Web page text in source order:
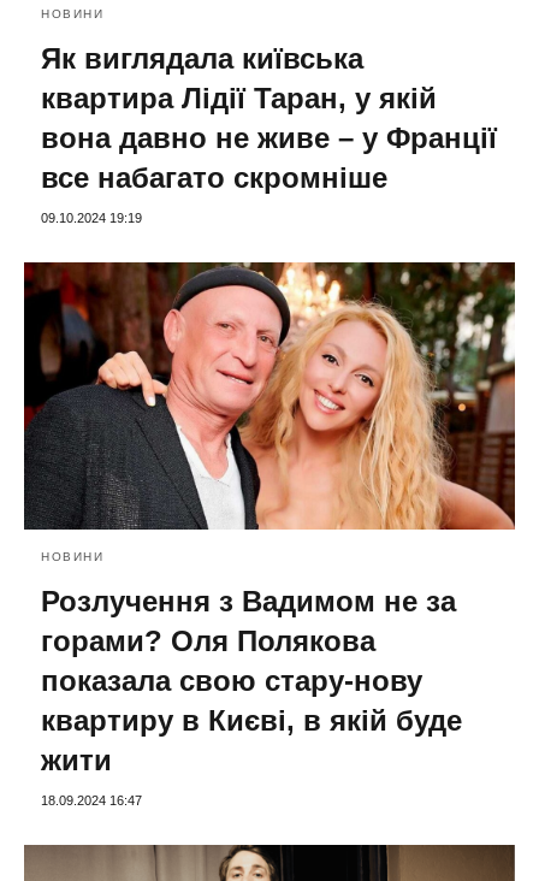
НОВИНИ
Як виглядала київська
квартира Лідії Таран, у якій
вона давно не живе – у Франції
все набагато скромніше
09.10.2024 19:19
НОВИНИ
Розлучення з Вадимом не за
горами? Оля Полякова
показала свою стару-нову
квартиру в Києві, в якій буде
жити
18.09.2024 16:47